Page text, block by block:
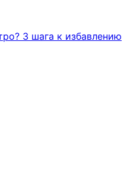
3 шага к избавлению